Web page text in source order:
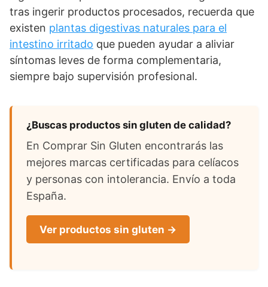
tras ingerir productos procesados, recuerda que
existen plantas digestivas naturales para el
intestino irritado que pueden ayudar a aliviar
síntomas leves de forma complementaria,
siempre bajo supervisión profesional.
¿Buscas productos sin gluten de calidad?
En Comprar Sin Gluten encontrarás las
mejores marcas certificadas para celíacos
y personas con intolerancia. Envío a toda
España.
Ver productos sin gluten →